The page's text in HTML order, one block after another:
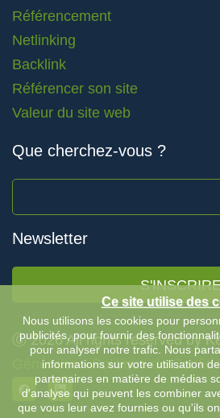
Référencement
Netlinking
Backlink
Référencer son site
Valeur du site web
Que cherchez-vous ?
Newsletter
Ⓒ 2026 All rights reserved by
Générales-Politique de
Ce site utilise des
Nous utilisons les cookies pour
publicités, pour fournir des
pour analyser notre trafic. Nous
informations sur votre utilisation
partenaires en matière de médias
d'analyse qui peuvent les combiner
que vous leur avez fournies ou qu'ils